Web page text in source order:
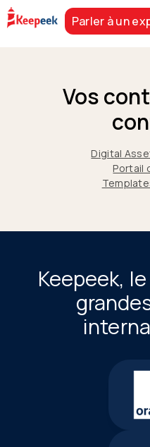
Parler à un
Vos
Digital
Portail
Keepeek,